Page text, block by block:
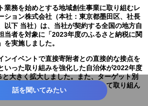
業務を始めとする地域創生事業に取り組むレ
ション株式会社（本社：東京都墨田区、社長
以下 当社）は、当社が契約する全国の地方自
当者を対象に「2023年度のふるさと納税に関
実施しました。
ンイベントで直接寄附者との直接的な接点を
いった取り組みを強化した自治体が2022年度
大きく拡大しました。また、ターゲット別
ある方への認知活動を最重要として取り組ん
話を聞いてみたい